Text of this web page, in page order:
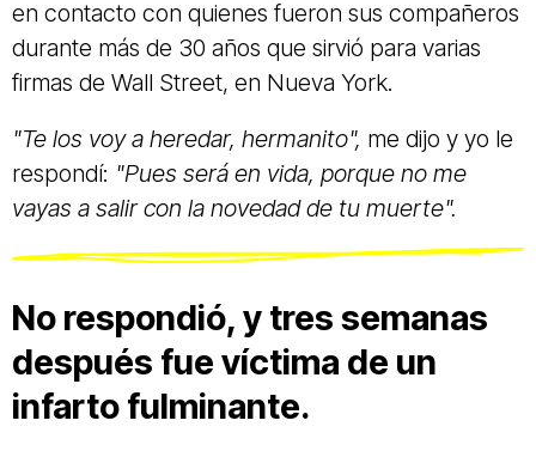
en contacto con quienes fueron sus compañeros
durante más de 30 años que sirvió para varias
firmas de Wall Street, en Nueva York.
"Te los voy a heredar, hermanito", me dijo y yo le
respondí: "Pues será en vida, porque no me
vayas a salir con la novedad de tu muerte".
No respondió, y tres semanas
después fue víctima de un
infarto fulminante.